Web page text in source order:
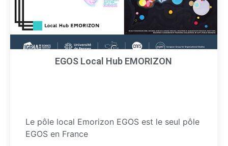
EGOS Local Hub EMORIZON
Le pôle local Emorizon EGOS est le seul pôle
EGOS en France